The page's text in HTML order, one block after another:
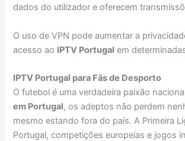
dados do utilizador e oferecem
O uso de VPN pode aumentar a
acesso ao IPTV Portugal em
IPTV Portugal para Fãs de Desporto
O futebol é uma verdadeira paixão
em Portugal, os adeptos não perdem
mesmo estando fora do país. A Primeira
Portugal, competições europeias e jogos